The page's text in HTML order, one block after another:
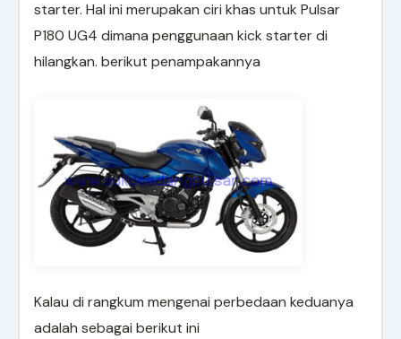
starter. Hal ini merupakan ciri khas untuk Pulsar
P180 UG4 dimana penggunaan kick starter di
hilangkan. berikut penampakannya
Kalau di rangkum mengenai perbedaan keduanya
adalah sebagai berikut ini